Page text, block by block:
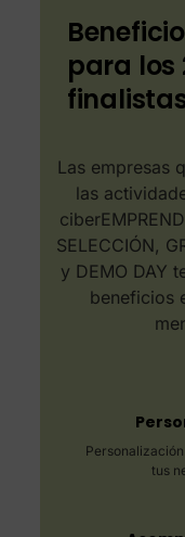
para los
Las empresas
las
SELECCIÓN,
y DEMO DAY
beneficios
tus